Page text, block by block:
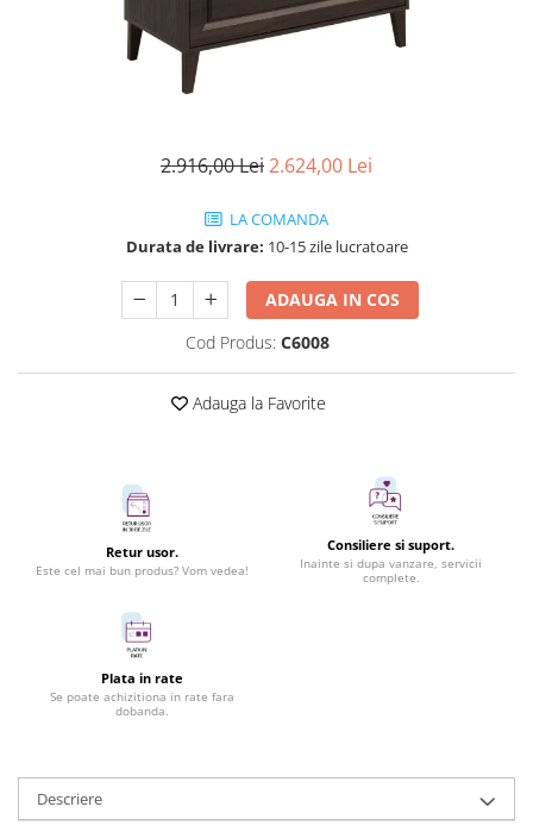
Oferte speciale
Sezlong living
2.916,00 Lei2.624,00 Lei
LA COMANDA
Durata de livrare: 10-15 zile lucratoare
ADAUGA IN COS
Cod Produs: C6008
Adauga la Favorite
Retur usor.
Este cel mai bun produs? Vom vedea!
Consiliere si suport.
Inainte si dupa vanzare, servicii
complete.
Plata in rate
Se poate achizitiona in rate fara
dobanda.
Descriere